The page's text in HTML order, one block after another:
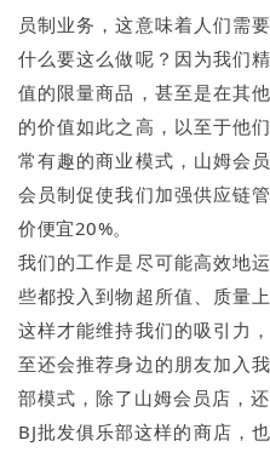
员制业务，这意味着人们需
什么要这么做呢？因为我们
值的限量商品，甚至是在其
的价值如此之高，以至于他
常有趣的商业模式，山姆会
会员制促使我们加强供应链
价便宜20%。
我们的工作是尽可能高效地
些都投入到物超所值、质量
这样才能维持我们的吸引力
至还会推荐身边的朋友加入
部模式，除了山姆会员店，
BJ批发俱乐部这样的商店，